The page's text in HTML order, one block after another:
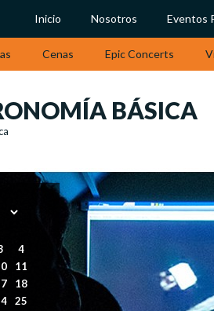
Inicio Nosotros Eventos
Cenas Epic Concerts
BÁSICA
4
11
18
25